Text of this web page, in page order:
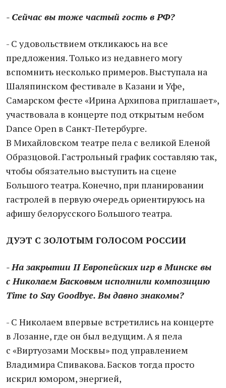
- Сейчас вы тоже частый гость в РФ?
- С удовольствием откликаюсь на все
предложения. Только из недавнего могу
вспомнить несколько примеров. Выступала на
Шаляпинском фестивале в Казани и Уфе,
Самарском фесте «Ирина Архипова приглашает»,
участвовала в концерте под открытым небом
Dance Open в Санкт-Петербурге.
В Михайловском театре пела с великой Еленой
Образцовой. Гастрольный график составляю так,
чтобы обязательно выступить на сцене
Большого театра. Конечно, при планировании
гастролей в первую очередь ориентируюсь на
афишу белорусского Большого театра.
ДУЭТ С ЗОЛОТЫМ ГОЛОСОМ РОССИИ
- На закрытии II Европейских игр в Минске вы
с Николаем Басковым исполнили композицию
Time to Say Goodbye. Вы давно знакомы?
- С Николаем впервые встретились на концерте
в Лозанне, где он был ведущим. А я пела
с «Виртуозами Москвы» под управлением
Владимира Спивакова. Басков тогда просто
искрил юмором, энергией,